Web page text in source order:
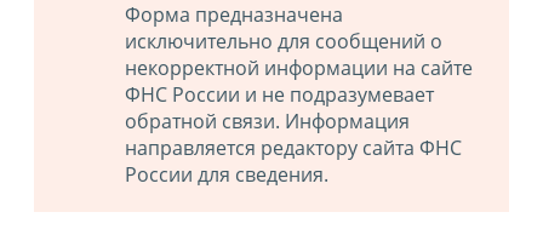
Форма предназначена
исключительно для сообщений о
некорректной информации на сайте
ФНС России и не подразумевает
обратной связи. Информация
направляется редактору сайта ФНС
России для сведения.